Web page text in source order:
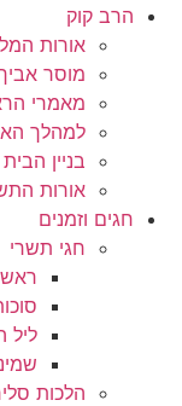
הרב קוק
אורות
מוסר
מאמרי
למהלך
בניין
אורות
חגים וזמנים
חגי תשרי
ליל
הלכות